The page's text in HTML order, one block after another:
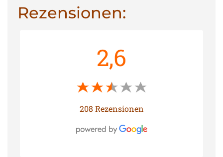
Rezensionen:
2,6
208 Rezensionen